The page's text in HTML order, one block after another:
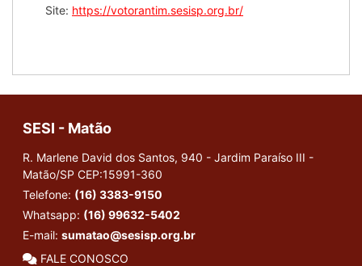
Site: https://votorantim.sesisp.org.br/
SESI - Matão
R. Marlene David dos Santos, 940 - Jardim Paraíso III -
Matão/SP CEP:15991-360
Telefone: (16) 3383-9150
Whatsapp: (16) 99632-5402
E-mail: sumatao@sesisp.org.br
FALE CONOSCO